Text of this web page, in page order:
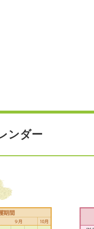
ンダー